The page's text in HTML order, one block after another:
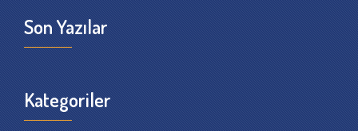
Son Yazılar
Kategoriler